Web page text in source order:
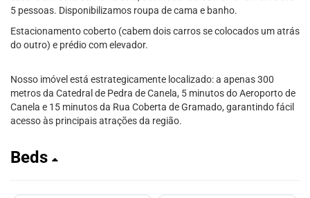
5 pessoas. Disponibilizamos roupa de cama e banho.
Estacionamento coberto (cabem dois carros se colocados um atrás
do outro) e prédio com elevador.
Nosso imóvel está estrategicamente localizado: a apenas 300
metros da Catedral de Pedra de Canela, 5 minutos do Aeroporto de
Canela e 15 minutos da Rua Coberta de Gramado, garantindo fácil
acesso às principais atrações da região.
Beds